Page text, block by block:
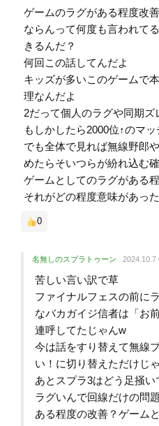
ゲームのラグがある程度改
ならんって何度も言われて
きるんだ？
何回この話してんだよ
キッズが多いこのゲームで
理なんだよ
2だって個人のラグや同期ズ
もしかしたら2000位↑のマ
でも全体で見れば無線野郎
めたらそいつらが紛れ込む
ゲームとしてのラグがある
それがどの程度意味があっ
0
名無しのスプラトゥーン 2024.10.7
苦しい言い訳で草
ファイナルフェスの前に
なバカガイジ信者は「お
連呼してたじゃんw
今は話をすり替えて無線
い！に切り替えただけじ
あとスプラ3はどう足掻
ラグいんで回線だけの問
ある程度の改善？ゲーム